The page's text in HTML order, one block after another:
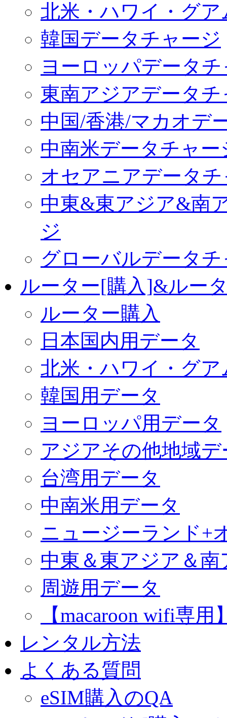
北米・ハワイ・グ
韓国データチャージ
ヨーロッパデータ
東南アジアデータチ
中国/香港/マカオデ
中南米データチャー
オセアニアデータ
中東&東アジア&南
ジ
グローバルデータ
ルーター[購入]&ルー
ルーター購入
日本国内用データ
北米・ハワイ・グ
韓国用データ
ヨーロッパ用データ
アジアその他地域デ
台湾用データ
中南米用データ
ニュージーランド+
中東＆東アジア＆
周遊用データ
【macaroon wifi専
レンタル方法
よくある質問
eSIM購入のQA